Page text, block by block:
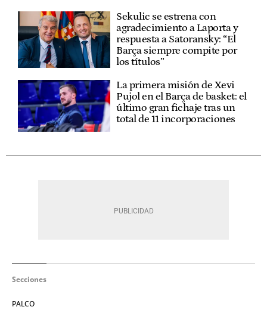
Sekulic se estrena con
agradecimiento a Laporta y
respuesta a Satoransky: “El
Barça siempre compite por
los títulos”
La primera misión de Xevi
Pujol en el Barça de basket: el
último gran fichaje tras un
total de 11 incorporaciones
Secciones
PALCO